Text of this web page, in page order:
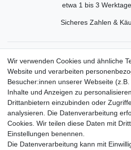
etwa 1 bis 3
Sicheres Zahlen &
Rechtliche Informationen
Widerrufsrecht
Widerrufsformular
Datenschutzerklärung
AGB
Wir verwenden Cookies und ähnliche
Website und verarbeiten
Besucher:innen unserer Webseite (z.B.
Inhalte und Anzeigen zu
Drittanbietern einzubinden oder
analysieren. Die Datenverarbeitung
Cookies. Wir teilen diese Daten mit
Einstellungen benennen.
Die Datenverarbeitung kann mit